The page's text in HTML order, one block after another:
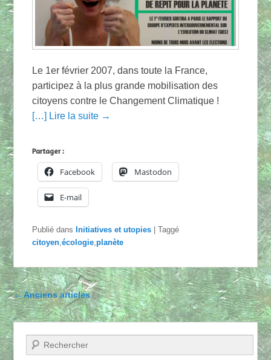
Le 1er février 2007, dans toute la France,
participez à la plus grande mobilisation des
citoyens contre le Changement Climatique !
[…] Lire la suite →
Partager :
Facebook Mastodon
E-mail
Publié dans Initiatives et utopies |Taggé
citoyen,écologie,planète
Parcourir les articles
←Anciens articles
Recherche